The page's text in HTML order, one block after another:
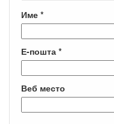
Име *
Е-пошта *
Веб место